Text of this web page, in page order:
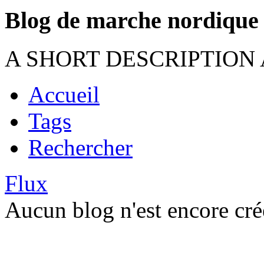
Blog de marche nordique
A SHORT
Accueil
Tags
Rechercher
Flux
Aucun blog n'est encore